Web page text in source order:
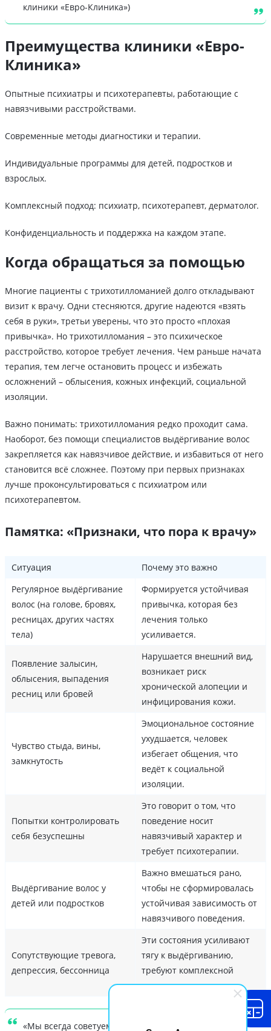
клиники «Евро-Клиника»)
Преимущества клиники «Евро-
Клиника»
Опытные психиатры и психотерапевты, работающие с
навязчивыми расстройствами.
Современные методы диагностики и терапии.
Индивидуальные программы для детей, подростков и
взрослых.
Комплексный подход: психиатр, психотерапевт, дерматолог.
Конфиденциальность и поддержка на каждом этапе.
Когда обращаться за помощью
Многие пациенты с трихотилломанией долго откладывают
визит к врачу. Одни стесняются, другие надеются «взять
себя в руки», третьи уверены, что это просто «плохая
привычка». Но трихотилломания – это психическое
расстройство, которое требует лечения. Чем раньше начата
терапия, тем легче остановить процесс и избежать
осложнений – облысения, кожных инфекций, социальной
изоляции.
Важно понимать: трихотилломания редко проходит сама.
Наоборот, без помощи специалистов выдёргивание волос
закрепляется как навязчивое действие, и избавиться от него
становится всё сложнее. Поэтому при первых признаках
лучше проконсультироваться с психиатром или
психотерапевтом.
Памятка: «Признаки, что пора к врачу»
Ситуация
Почему это важно
Регулярное выдёргивание
волос (на голове, бровях,
ресницах, других частях
тела)
Формируется устойчивая
привычка, которая без
лечения только
усиливается.
Появление залысин,
облысения, выпадения
ресниц или бровей
Нарушается внешний вид,
возникает риск
хронической алопеции и
инфицирования кожи.
Чувство стыда, вины,
замкнутость
Эмоциональное состояние
ухудшается, человек
избегает общения, что
ведёт к социальной
изоляции.
Попытки контролировать
себя безуспешны
Это говорит о том, что
поведение носит
навязчивый характер и
требует психотерапии.
Выдёргивание волос у
детей или подростков
Важно вмешаться рано,
чтобы не сформировалась
устойчивая зависимость от
навязчивого поведения.
Сопутствующие тревога,
депрессия, бессонница
Эти состояния усиливают
тягу к выдёргиванию,
требуют комплексной
коррекции.
«Мы всегда советуем приходить за помощью как